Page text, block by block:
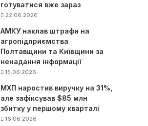
готуватися вже зараз
22.06.2026
АМКУ наклав штрафи на
агропідприємства
Полтавщини та Київщини за
ненадання інформації
15.06.2026
МХП наростив виручку на 31%,
але зафіксував $85 млн
збитку у першому кварталі
16.06.2026